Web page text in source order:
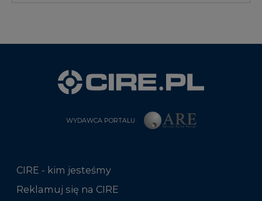
WYDAWCA PORTALU
CIRE - kim jesteśmy
Reklamuj się na CIRE